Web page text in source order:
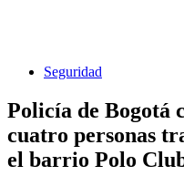
Seguridad
Policía de Bogotá
cuatro personas
el barrio Polo